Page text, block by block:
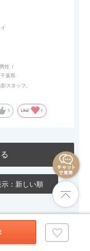
タイプなので、個人
男性
千葉県
スタッフ。
0 Like! 0
示：新しい順